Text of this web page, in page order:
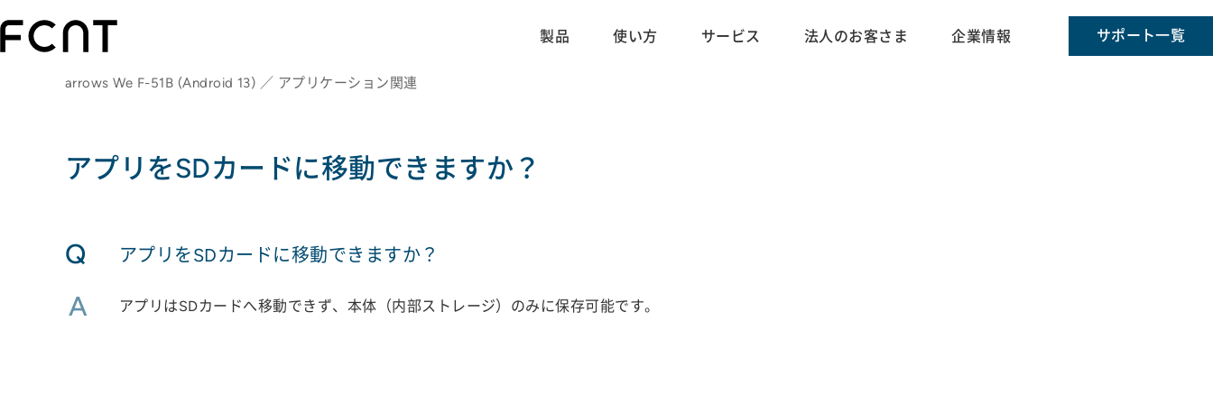
製品 使い方 サービス 法人のお客さま 企業情報 サポート一覧
arrows We F-51B (Android 13) ／ アプリケーション関連
アプリをSDカードに移動できますか？
Q アプリをSDカードに移動できますか？
A アプリはSDカードへ移動できず、本体（内部ストレージ）のみに保存可能です。